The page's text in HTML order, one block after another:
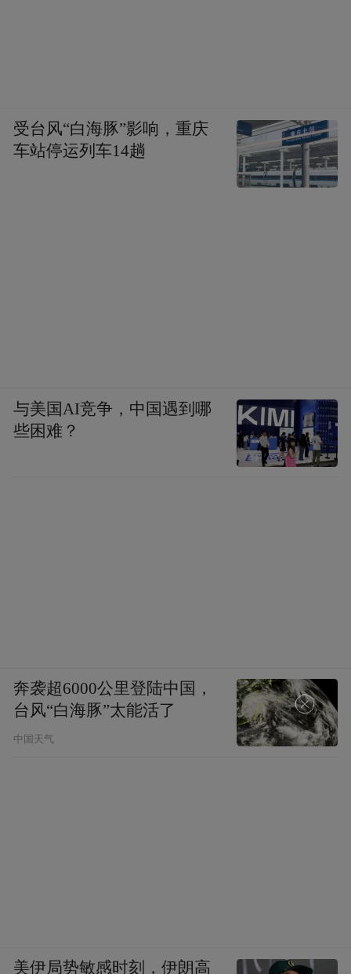
受台风“白海豚”影响，重庆
车站停运列车14趟
与美国AI竞争，中国遇到哪
些困难？
奔袭超6000公里登陆中国，
台风“白海豚”太能活了
中国天气
美伊局势敏感时刻，伊朗高